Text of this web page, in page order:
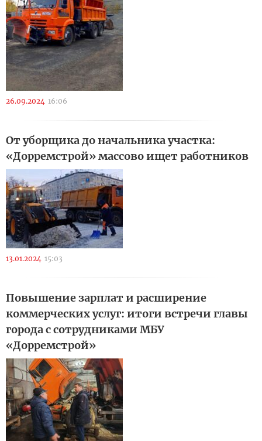
26.09.2024 16:06
От уборщика до начальника участка:
«Дорремстрой» массово ищет работников
13.01.2024 15:03
Повышение зарплат и расширение
коммерческих услуг: итоги встречи главы
города с сотрудниками МБУ
«Дорремстрой»